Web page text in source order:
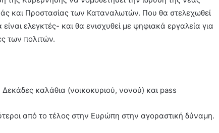
και Προστασίας των Καταναλωτών. Που θα στελεχωθεί
ελεγκτές- και θα ενισχυθεί με ψηφιακά εργαλεία για
των πολιτών.
καλάθια (νοικοκυριού, νονού) και pass
από το τέλος στην Ευρώπη στην αγοραστική δύναμη.